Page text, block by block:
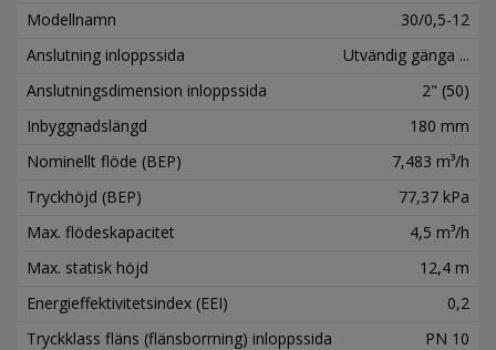
Modellnamn
30/0,5-12
Anslutning inloppssida
Utvändig gänga ...
Anslutningsdimension inloppssida
2" (50)
Inbyggnadslängd
180 mm
Nominellt flöde (BEP)
7,483 m³/h
Tryckhöjd (BEP)
77,37 kPa
Max. flödeskapacitet
4,5 m³/h
Max. statisk höjd
12,4 m
Energieffektivitetsindex (EEI)
0,2
Tryckklass fläns (flänsborrning) inloppssida
PN 10